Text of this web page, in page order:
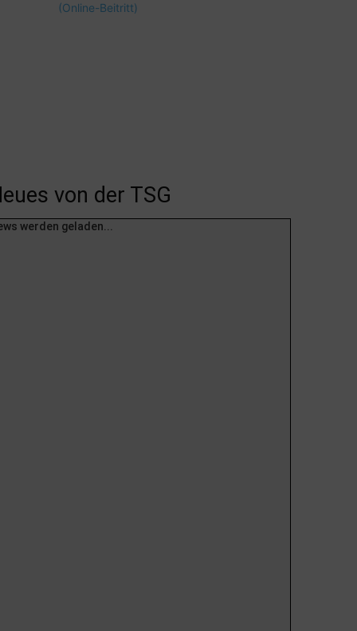
(Online-Beitritt)
von der TSG